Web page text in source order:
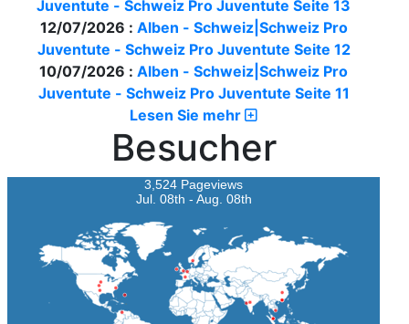
Juventute - Schweiz Pro Juventute Seite 13
12/07/2026 : Alben - Schweiz|Schweiz Pro
Juventute - Schweiz Pro Juventute Seite 12
10/07/2026 : Alben - Schweiz|Schweiz Pro
Juventute - Schweiz Pro Juventute Seite 11
Lesen Sie mehr
Besucher
3,524 Pageviews
Jul. 08th - Aug. 08th